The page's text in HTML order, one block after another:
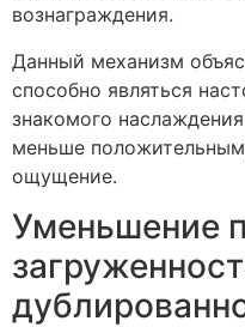
вознаграждения.
Данный механизм
способно являться
знакомого
меньше
ощущение.
Уменьшение